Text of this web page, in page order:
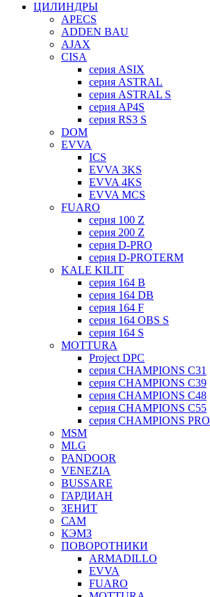
ЦИЛИНДРЫ
APECS
ADDEN BAU
AJAX
CISA
серия ASIX
серия ASTRAL
серия ASTRAL S
серия AP4S
серия RS3 S
DOM
EVVA
ICS
EVVA 3KS
EVVA 4KS
EVVA MCS
FUARO
серия 100 Z
серия 200 Z
серия D-PRO
серия D-PROTERM
KALE KILIT
серия 164 B
серия 164 DB
серия 164 F
серия 164 OBS S
серия 164 S
MOTTURA
Project DPC
серия CHAMPIONS C31
серия CHAMPIONS C39
серия CHAMPIONS C48
серия CHAMPIONS C55
серия CHAMPIONS PRO
MSM
MLG
PANDOOR
VENEZIA
BUSSARE
ГАРДИАН
ЗЕНИТ
САМ
КЭМЗ
ПОВОРОТНИКИ
ARMADILLO
EVVA
FUARO